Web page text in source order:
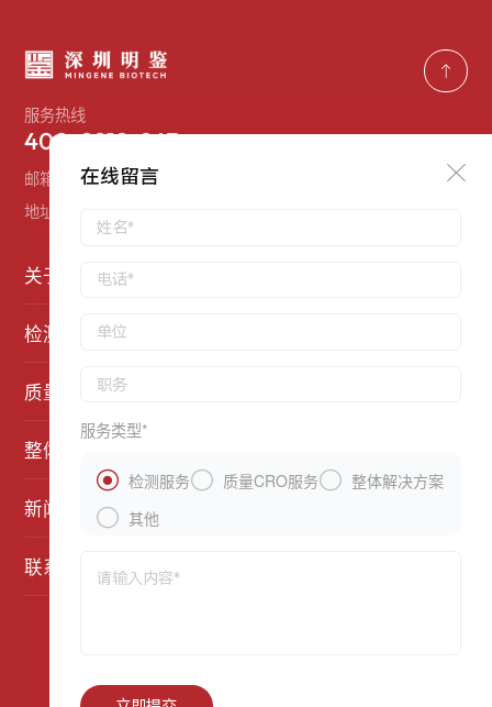
在线留言
在线留言
服务类型*
 检测服务 质量CRO服务 整体解决方案
 其他
服务热线
400-9919-863
邮箱：
services@mingjiantech.com
地址：
关于明鉴
检测平台
质量CRO平台
整体解决方案
新闻媒体
联系我们
©2021 深圳市明鉴检测专业技术有限公司 版权所有